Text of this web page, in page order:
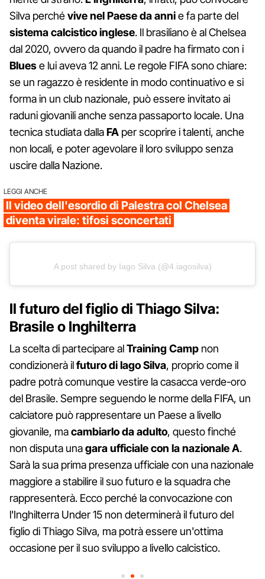
Silva perchévive nel Paese da annie fa parte del
sistema calcistico inglese. Il brasiliano è al Chelsea
dal 2020, ovvero da quando il padre ha firmato con i
Bluese lui aveva 12 anni. Le regole FIFA sono chiare:
se un ragazzo è residente in modo continuativo e si
forma in un club nazionale, può essere invitato ai
raduni giovanili anche senza passaporto locale. Una
tecnica studiata dallaFA per scoprire i talenti, anche
non locali, e poter agevolare il loro sviluppo senza
uscire dalla Nazione.
LEGGI ANCHE
Il video dell'esordio di Palestra col Chelsea
diventa virale: tifosi sconcertati
A post shared by Iago Silva (@4.iagosilva)
Il futuro del figlio di Thiago Silva:
Brasile o Inghilterra
La scelta di partecipare alTraining Camp non
condizionerà ilfuturo di Iago Silva, proprio come il
padre potrà comunque vestire la casacca verde-oro
del Brasile. Sempre seguendo le norme della FIFA, un
calciatore può rappresentare un Paese a livello
giovanile, macambiarlo da adulto, questo finché
non disputa unagara ufficiale con la nazionale A.
Sarà la sua prima presenza ufficiale con una nazionale
maggiore a stabilire il suo futuro e la squadra che
rappresenterà. Ecco perché la convocazione con
l'Inghilterra Under 15 non determinerà il futuro del
figlio di Thiago Silva, ma potrà essere un'ottima
occasione per il suo sviluppo a livello calcistico.